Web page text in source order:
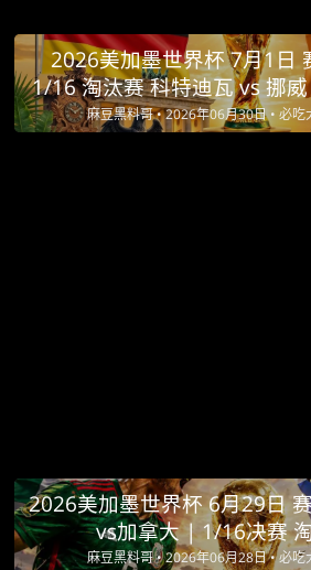
2026美加墨世界杯 7月1日
1/16 淘汰赛 科特迪瓦 vs 挪
墨西哥 vs 厄瓜
麻豆黑料哥 •2026年06月30日 • 必吃
2026美加墨世界杯 6月29日
vs加拿大 | 1/16决赛
麻豆黑料哥 •2026年06月28日 • 必吃